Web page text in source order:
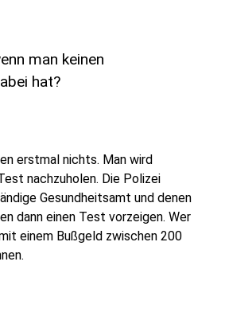
man keinen
hat?
erstmal nichts. Man wird
nachzuholen. Die Polizei
Gesundheitsamt und denen
dann einen Test vorzeigen. Wer
einem Bußgeld zwischen 200